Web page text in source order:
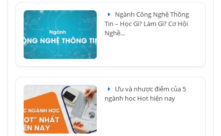
Ngành Công Nghệ Thông
Tin – Học Gì? Làm Gì? Cơ Hội
Nghề...
Ưu và nhược điểm của 5
ngành học Hot hiện nay